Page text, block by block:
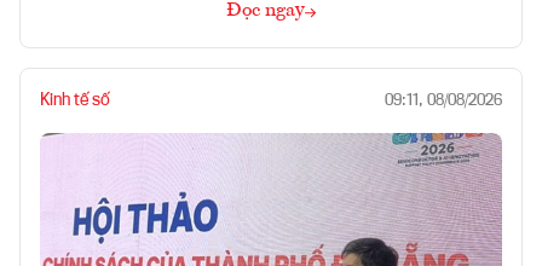
Đọc ngay
Kinh tế số 09:11, 08/08/2026